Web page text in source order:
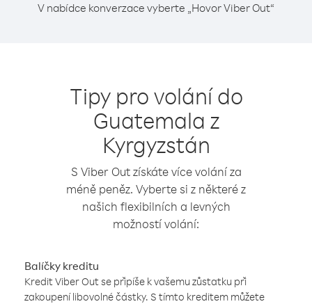
V nabídce konverzace vyberte „Hovor Viber Out“
Tipy pro volání do
Guatemala z
Kyrgyzstán
S Viber Out získáte více volání za
méně peněz. Vyberte si z některé z
našich flexibilních a levných
možností volání:
Balíčky kreditu
Kredit Viber Out se připíše k vašemu zůstatku při
zakoupení libovolné částky. S tímto kreditem můžete